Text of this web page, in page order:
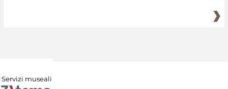
Servizi museali